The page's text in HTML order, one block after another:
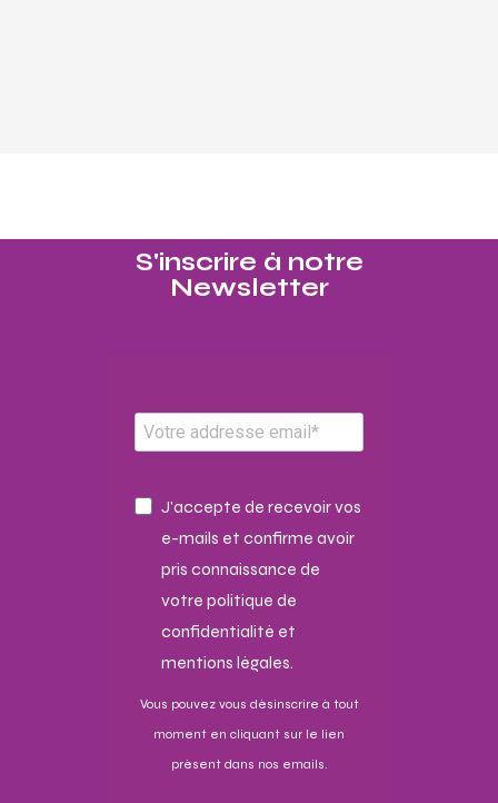
S'inscrire à notre
Newsletter​
J'accepte de recevoir vos
e-mails et confirme avoir
pris connaissance de
votre politique de
confidentialité et
mentions légales.
Vous pouvez vous désinscrire à tout
moment en cliquant sur le lien
présent dans nos emails.